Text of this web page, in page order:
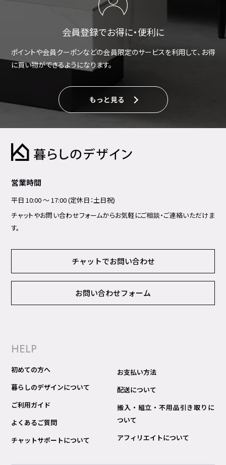
会員登録でお得に・便利に
ポイントや会員クーポンなどの会員限定のサービスを利用して、お得
に買い物ができるようになります。
もっと見る
営業時間
平日 10:00 ～ 17:00 (定休日：土日祝)
チャットやお問い合わせフォームからお気軽にご相談・ご連絡いただけま
す。
チャットでお問い合わせ
お問い合わせフォーム
HELP
初めての方へ
暮らしのデザインについて
ご利用ガイド
よくあるご質問
チャットサポートについて
お支払い方法
配送について
搬入・組立・不用品引き取りに
ついて
アフィリエイトについて